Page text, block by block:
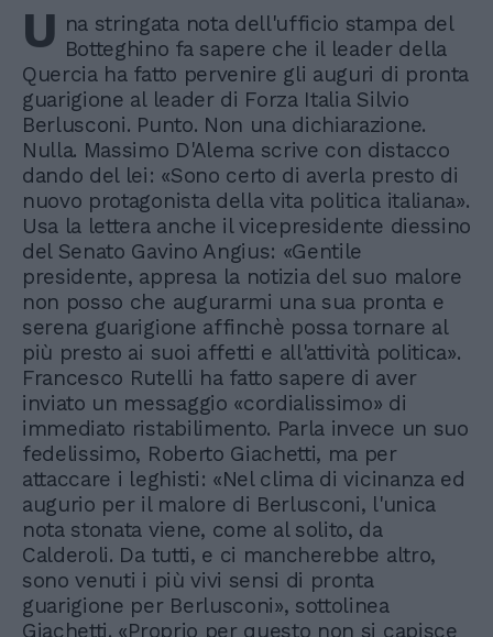
U na stringata nota dell'ufficio stampa del
Botteghino fa sapere che il leader della
Quercia ha fatto pervenire gli auguri di pronta
guarigione al leader di Forza Italia Silvio
Berlusconi. Punto. Non una dichiarazione.
Nulla. Massimo D'Alema scrive con distacco
dando del lei: «Sono certo di averla presto di
nuovo protagonista della vita politica italiana».
Usa la lettera anche il vicepresidente diessino
del Senato Gavino Angius: «Gentile
presidente, appresa la notizia del suo malore
non posso che augurarmi una sua pronta e
serena guarigione affinchè possa tornare al
più presto ai suoi affetti e all'attività politica».
Francesco Rutelli ha fatto sapere di aver
inviato un messaggio «cordialissimo» di
immediato ristabilimento. Parla invece un suo
fedelissimo, Roberto Giachetti, ma per
attaccare i leghisti: «Nel clima di vicinanza ed
augurio per il malore di Berlusconi, l'unica
nota stonata viene, come al solito, da
Calderoli. Da tutti, e ci mancherebbe altro,
sono venuti i più vivi sensi di pronta
guarigione per Berlusconi», sottolinea
Giachetti. «Proprio per questo non si capisce